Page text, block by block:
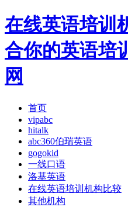
在线英语培训
合你的英语培
网
首页
vipabc
hitalk
abc360伯瑞英语
gogokid
一线口语
洛基英语
在线英语培训机构比较
其他机构